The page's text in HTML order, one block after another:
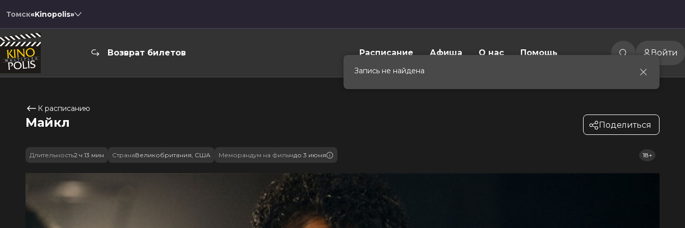
Томск«Kinopolis»
Возврат билетов Расписание Афиша О нас Помощь Войти
К расписанию
Майкл Поделиться
Длительность2 ч 13 мин СтранаВеликобритания, США Меморандум на фильмдо 3 июня 18+
Запись не найдена